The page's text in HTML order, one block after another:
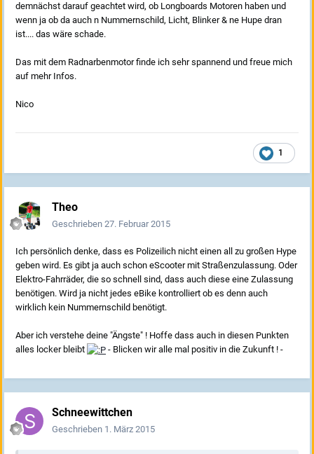
demnächst darauf geachtet wird, ob Longboards Motoren haben und
wenn ja ob da auch n Nummernschild, Licht, Blinker & ne Hupe dran
ist.... das wäre schade.
Das mit dem Radnarbenmotor finde ich sehr spannend und freue mich
auf mehr Infos.
Nico
1
Theo
Geschrieben 27. Februar 2015
Ich persönlich denke, dass es Polizeilich nicht einen all zu großen Hype
geben wird. Es gibt ja auch schon eScooter mit Straßenzulassung. Oder
Elektro-Fahrräder, die so schnell sind, dass auch diese eine Zulassung
benötigen. Wird ja nicht jedes eBike kontrolliert ob es denn auch
wirklich kein Nummernschild benötigt.
Aber ich verstehe deine "Ängste" ! Hoffe dass auch in diesen Punkten
alles locker bleibt
- Blicken wir alle mal positiv in die Zukunft ! -
Schneewittchen
Geschrieben 1. März 2015